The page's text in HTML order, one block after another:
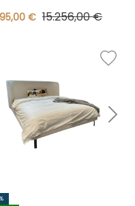
Matratze
€ 15.256,00 €